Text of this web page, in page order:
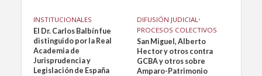
INSTITUCIONALES
El Dr. Carlos Balbín fue
distinguido por la Real
Academia de
Jurisprudencia y
Legislación de España
DIFUSIÓN JUDICIAL•
PROCESOS COLECTIVOS
San Miguel, Alberto
Hector y otros contra
GCBA y otros sobre
Amparo-Patrimonio